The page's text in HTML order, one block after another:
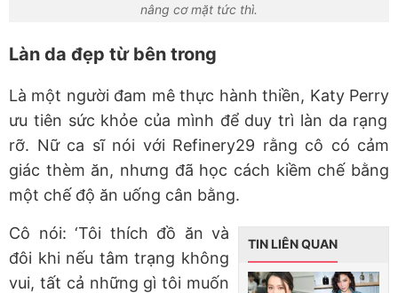
nâng cơ mặt tức thì.
Làn da đẹp từ bên trong
Là một người đam mê thực hành thiền, Katy Perry
ưu tiên sức khỏe của mình để duy trì làn da rạng
rỡ. Nữ ca sĩ nói với Refinery29 rằng cô có cảm
giác thèm ăn, nhưng đã học cách kiềm chếbằng
một chế độ ăn uống cân bằng.
TIN LIÊN QUAN
Cô nói: ‘Tôi thích đồ ăn và
đôi khi nếu tâm trạng không
vui, tất cả những gì tôi muốn